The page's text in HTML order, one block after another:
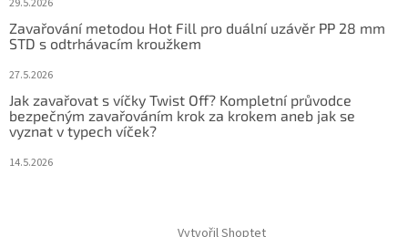
29.5.2026
Zavařování metodou Hot Fill pro duální uzávěr PP 28 mm
STD s odtrhávacím kroužkem
27.5.2026
Jak zavařovat s víčky Twist Off? Kompletní průvodce
bezpečným zavařováním krok za krokem aneb jak se
vyznat v typech víček?
14.5.2026